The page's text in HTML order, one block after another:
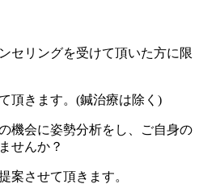
セリングを受けて頂いた方に限
頂きます。(鍼治療は除く)
機会に姿勢分析をし、ご自身の
せんか？
案させて頂きます。